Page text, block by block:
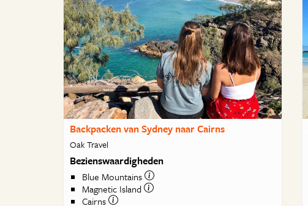
Backpacken van Sydney naar Cairns
Oak Travel
Bezienswaardigheden
Blue Mountains
Magnetic Island
Cairns